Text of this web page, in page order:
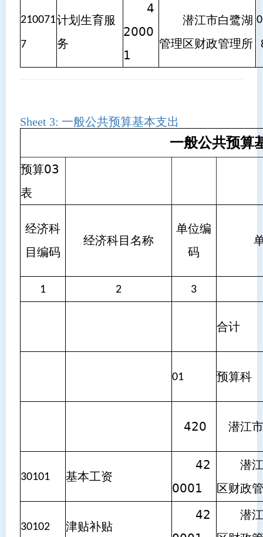
210071
7
计划生育服
务
4
2000
1
潜江市白鹭湖
管理区财政管理所
Sheet 3: 一般公共预算基本支出
一般公共预算
预算03
表
经济科
目编码
经济科目名称
单位编
码
1 2 3
合计
01 预算科
420 潜江
30101 基本工资
42
0001
潜江
区财政
30102 津贴补贴
42
潜江